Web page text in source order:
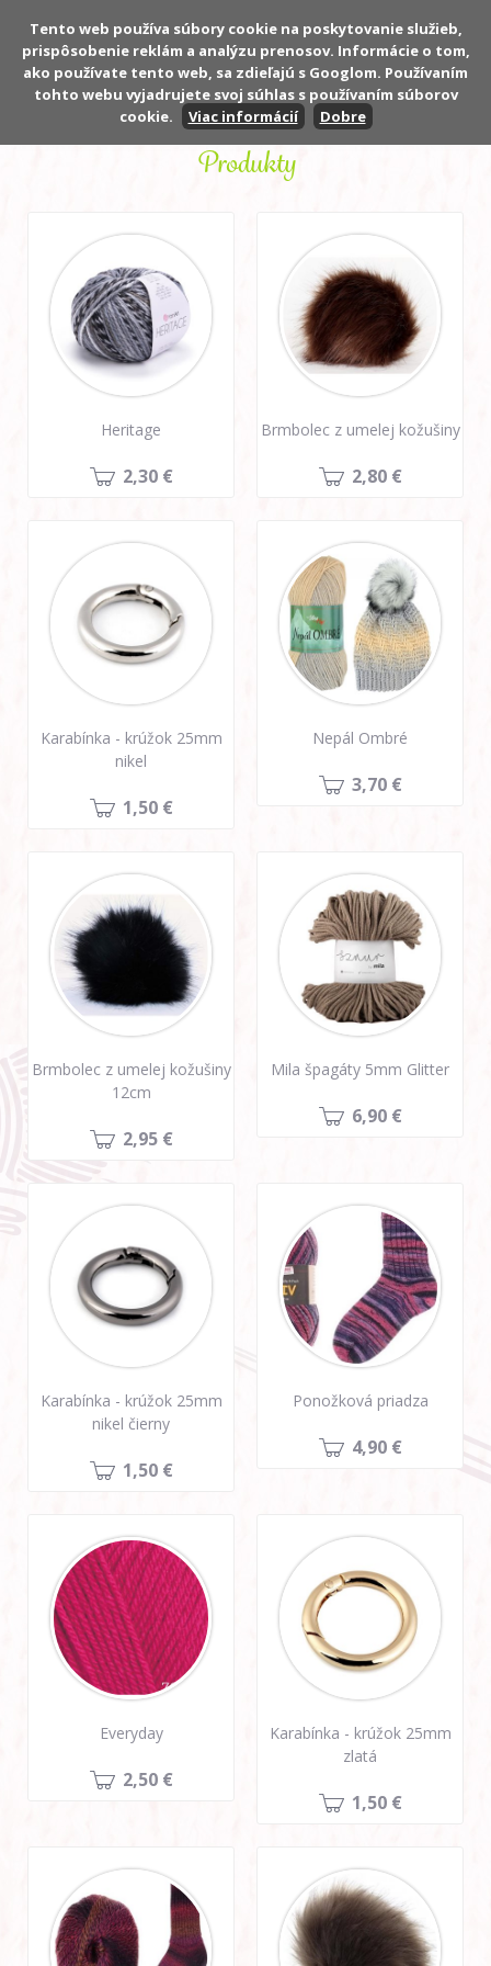
Počet:0 ks
Cena: 0,00 €
Produkty
Heritage
2,30 €
Brmbolec z umelej kožušiny
2,80 €
Karabínka - krúžok 25mm
nikel
1,50 €
Nepál Ombré
3,70 €
Brmbolec z umelej kožušiny
12cm
2,95 €
Mila špagáty 5mm Glitter
6,90 €
Karabínka - krúžok 25mm
nikel čierny
1,50 €
Ponožková priadza
4,90 €
Everyday
2,50 €
Karabínka - krúžok 25mm
zlatá
1,50 €
Tento web používa súbory cookie na poskytovanie služieb,
prispôsobenie reklám a analýzu prenosov. Informácie o tom,
ako používate tento web, sa zdieľajú s Googlom. Používaním
tohto webu vyjadrujete svoj súhlas s používaním súborov
cookie.
Viac informácií Dobre